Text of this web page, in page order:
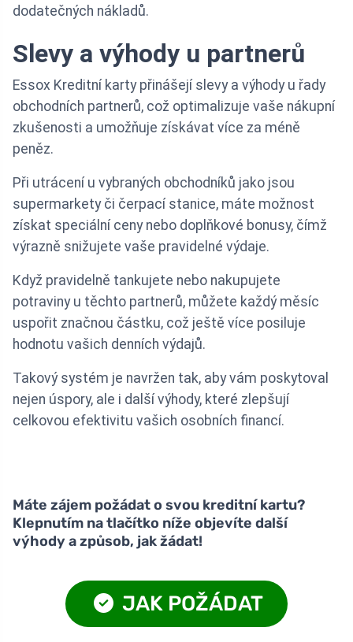
dodatečných nákladů.
Slevy a výhody u partnerů
Essox Kreditní karty přinášejí slevy a výhody u řady
obchodních partnerů, což optimalizuje vaše nákupní
zkušenosti a umožňuje získávat více za méně
peněz.
Při utrácení u vybraných obchodníků jako jsou
supermarkety či čerpací stanice, máte možnost
získat speciální ceny nebo doplňkové bonusy, čímž
výrazně snižujete vaše pravidelné výdaje.
Když pravidelně tankujete nebo nakupujete
potraviny u těchto partnerů, můžete každý měsíc
uspořit značnou částku, což ještě více posiluje
hodnotu vašich denních výdajů.
Takový systém je navržen tak, aby vám poskytoval
nejen úspory, ale i další výhody, které zlepšují
celkovou efektivitu vašich osobních financí.
Máte zájem požádat o svou kreditní kartu?
Klepnutím na tlačítko níže objevíte další
výhody a způsob, jak žádat!
JAK POŽÁDAT